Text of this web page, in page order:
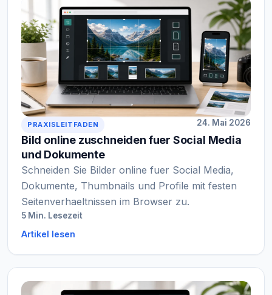
PRAXISLEITFADEN 24. Mai 2026
Bild online zuschneiden fuer Social Media
und Dokumente
Schneiden Sie Bilder online fuer Social Media,
Dokumente, Thumbnails und Profile mit festen
Seitenverhaeltnissen im Browser zu.
5 Min. Lesezeit
Artikel lesen